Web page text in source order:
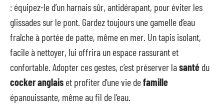
: équipez-le d’un harnais sûr, antidérapant, pour éviter les
glissades sur le pont. Gardez toujours une gamelle d’eau
fraîche à portée de patte, même en mer. Un tapis isolant,
facile à nettoyer, lui offrira un espace rassurant et
confortable. Adopter ces gestes, c’est préserver lasanté du
cocker anglais et profiter d’une vie defamille
épanouissante, même au fil de l’eau.